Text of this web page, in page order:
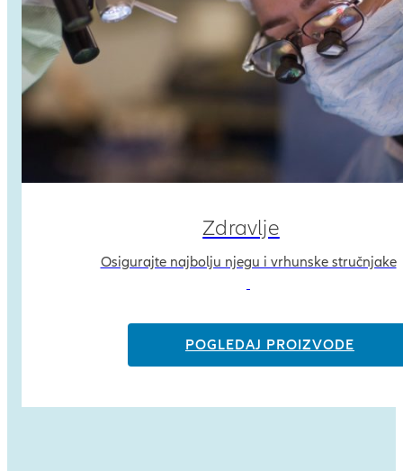
Zdravlje
Osigurajte najbolju njegu i vrhunske stručnjake
POGLEDAJ PROIZVODE